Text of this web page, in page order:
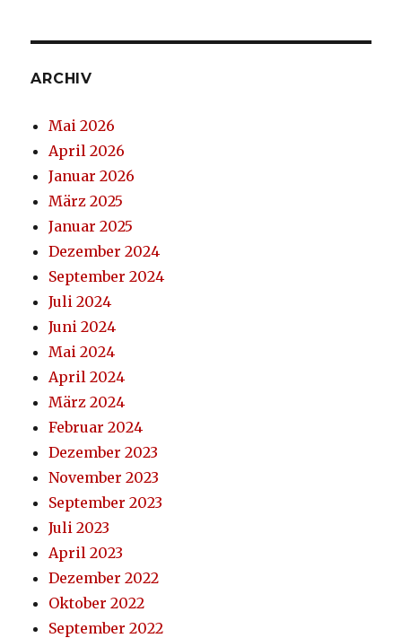
ARCHIV
Mai 2026
April 2026
Januar 2026
März 2025
Januar 2025
Dezember 2024
September 2024
Juli 2024
Juni 2024
Mai 2024
April 2024
März 2024
Februar 2024
Dezember 2023
November 2023
September 2023
Juli 2023
April 2023
Dezember 2022
Oktober 2022
September 2022